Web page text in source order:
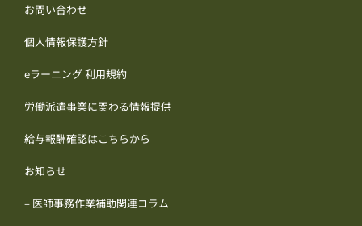
お問い合わせ
個人情報保護方針
eラーニング 利用規約
労働派遣事業に関わる情報提供
給与報酬確認はこちらから
お知らせ
– 医師事務作業補助関連コラム